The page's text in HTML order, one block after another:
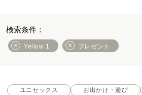
Yellow 1 プレゼント
ユニセックス お出かけ・遊び